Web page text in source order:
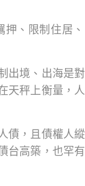
押、限制住居
出境、出海是
天秤上衡量，
債，且債權人
台高築，也罕